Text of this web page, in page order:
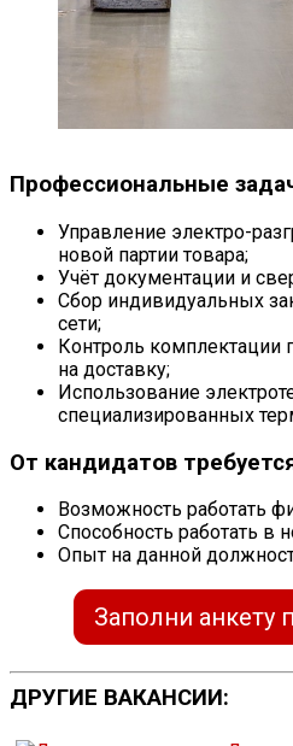
Профессиональные
Управление электро-
новой партии товара;
Учёт документации и
Сбор индивидуальных
сети;
Контроль комплектации
на доставку;
Использование
специализированных
От кандидатов
Возможность работать
Способность работать
Опыт на данной
Заполни анкету
ДРУГИЕ ВАКАНСИИ: